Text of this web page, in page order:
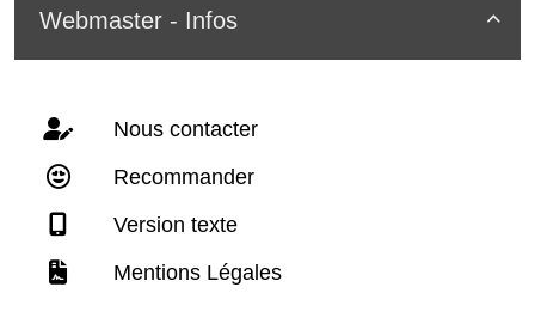

Webmaster - Infos
Nous contacter
Recommander
Version texte
Mentions Légales